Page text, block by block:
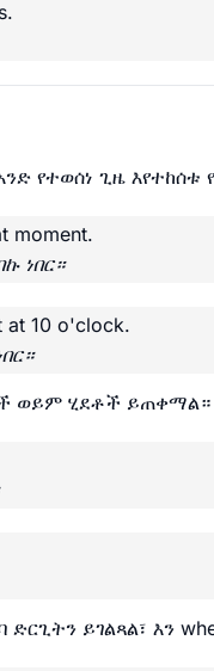
የተወሰነ ጊዜ
moment.
ነበር።
at 10 o'clock.
ወይም ሂደቶች ይጠቀማል።
ድርጊትን ይገልጻል፣ እን